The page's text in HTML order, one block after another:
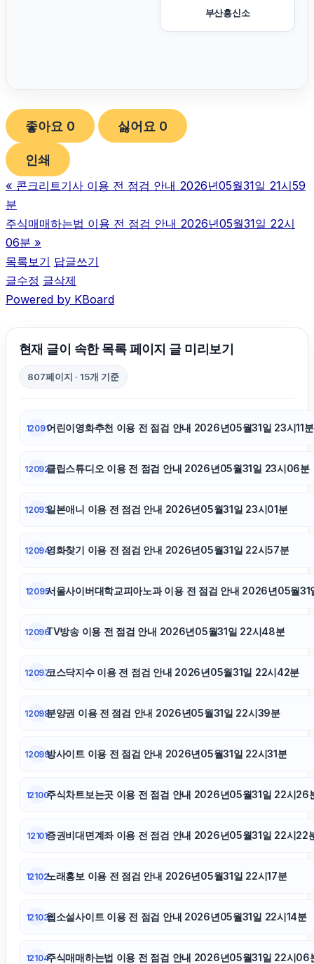
부산흥신소
좋아요 0 싫어요 0
인쇄
« 콘크리트기사 이용 전 점검 안내 2026년05월31일 21시59
분
주식매매하는법 이용 전 점검 안내 2026년05월31일 22시
06분 »
목록보기 답글쓰기
글수정 글삭제
Powered by KBoard
현재 글이 속한 목록 페이지 글 미리보기
807페이지 · 15개 기준
12091어린이영화추천 이용 전 점검 안내 2026년05월31일 23시11분
12092클립스튜디오 이용 전 점검 안내 2026년05월31일 23시06분
12093일본애니 이용 전 점검 안내 2026년05월31일 23시01분
12094영화찾기 이용 전 점검 안내 2026년05월31일 22시57분
12095서울사이버대학교피아노과 이용 전 점검 안내 2026년05월31
12096TV방송 이용 전 점검 안내 2026년05월31일 22시48분
12097코스닥지수 이용 전 점검 안내 2026년05월31일 22시42분
12098분양권 이용 전 점검 안내 2026년05월31일 22시39분
12099방사이트 이용 전 점검 안내 2026년05월31일 22시31분
12100주식차트보는곳 이용 전 점검 안내 2026년05월31일 22시26
12101증권비대면계좌 이용 전 점검 안내 2026년05월31일 22시22
12102노래홍보 이용 전 점검 안내 2026년05월31일 22시17분
12103웹소설사이트 이용 전 점검 안내 2026년05월31일 22시14분
12104주식매매하는법 이용 전 점검 안내 2026년05월31일 22시06